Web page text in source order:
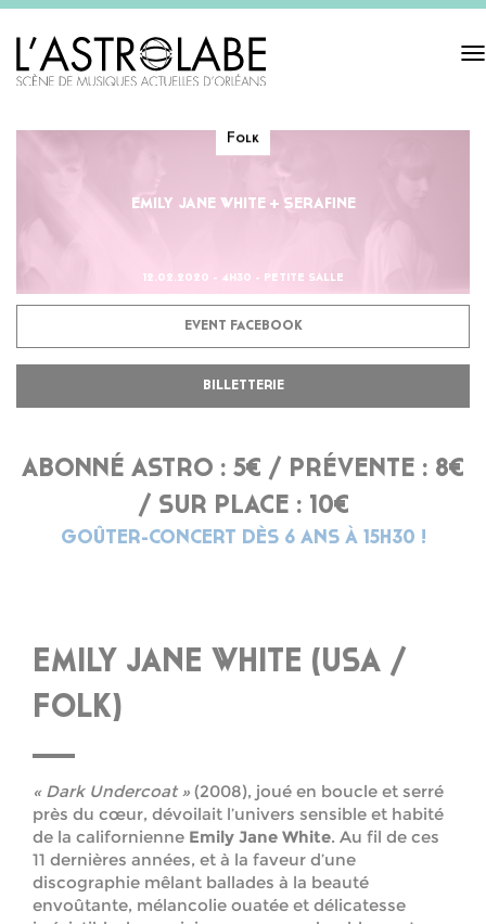
Folk
EMILY JANE WHITE + SERAFINE
12.02.2020 - 4H30 - PETITE SALLE
EVENT FACEBOOK
BILLETTERIE
ABONNÉ ASTRO : 5€ / PRÉVENTE : 8€
/ SUR PLACE : 10€
GOÛTER-CONCERT DÈS 6 ANS À 15H30 !
EMILY JANE WHITE (USA /
FOLK)
« Dark Undercoat » (2008), joué en boucle et serré
près du cœur, dévoilait l’univers sensible et habité
de la californienne Emily Jane White. Au fil de ces
11 dernières années, et à la faveur d’une
discographie mêlant ballades à la beauté
envoûtante, mélancolie ouatée et délicatesse